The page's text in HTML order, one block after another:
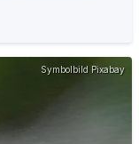
Symbolbild Pixabay